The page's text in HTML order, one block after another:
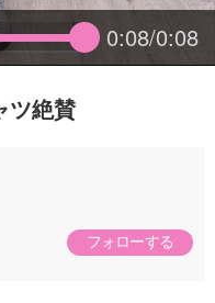
0:08/0:08
ツ絶賛
フォローする